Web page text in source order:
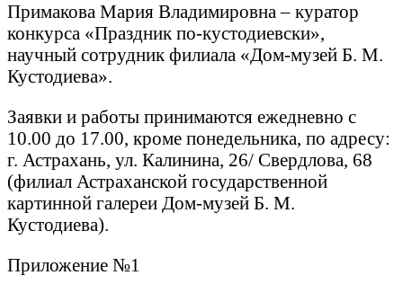
Примакова Мария Владимировна – куратор
конкурса «Праздник по-кустодиевски»,
научный сотрудник филиала «Дом-музей Б. М.
Кустодиева».
Заявки и работы принимаются ежедневно с
10.00 до 17.00, кроме понедельника, по адресу:
г. Астрахань, ул. Калинина, 26/ Свердлова, 68
(филиал Астраханской государственной
картинной галереи Дом-музей Б. М.
Кустодиева).
Приложение №1